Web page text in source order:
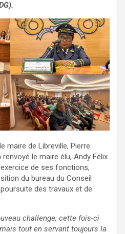
maire de Libreville, Pierre
le maire élu, Andy Félix
de ses fonctions,
du bureau du Conseil
des travaux et de
challenge, cette fois-ci
tout en servant toujours la